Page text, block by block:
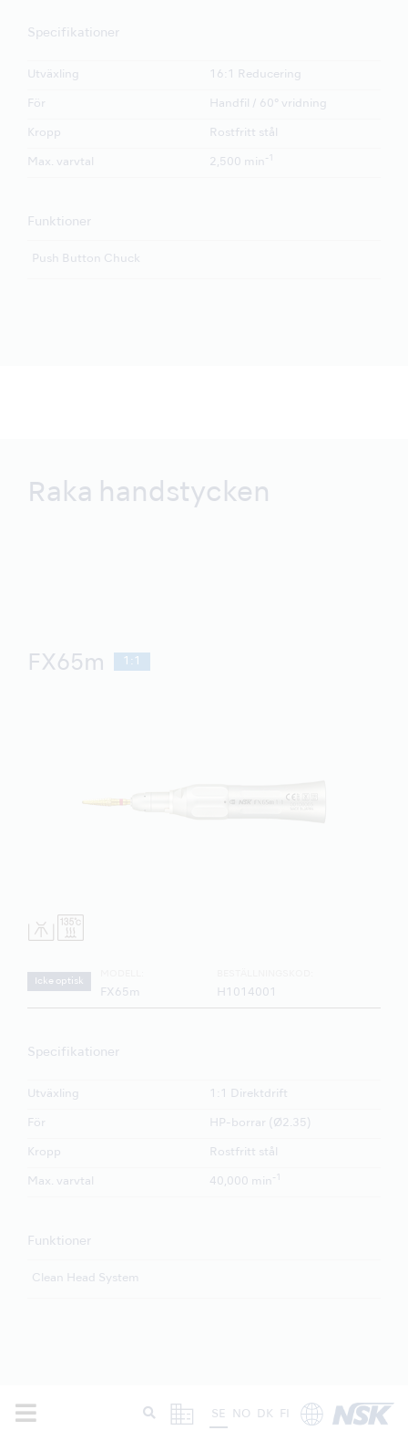
SE NO DK FI
Specifikationer
Utväxling 16:1 Reducering
För Handfil / 60° vridning
Kropp Rostfritt stål
Max. varvtal 2,500 min -1
Funktioner
Push Button Chuck
Raka handstycken
FX65m 1:1
Icke optisk
FX65m H1014001
Specifikationer
Utväxling 1:1 Direktdrift
För HP-borrar (Ø2.35)
Kropp Rostfritt stål
Max. varvtal 40,000 min -1
Funktioner
Clean Head System